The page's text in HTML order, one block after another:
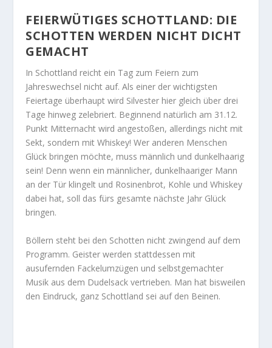
FEIERWÜTIGES SCHOTTLAND: DIE
SCHOTTEN WERDEN NICHT DICHT
GEMACHT
In Schottland reicht ein Tag zum Feiern zum
Jahreswechsel nicht auf. Als einer der wichtigsten
Feiertage überhaupt wird Silvester hier gleich über drei
Tage hinweg zelebriert. Beginnend natürlich am 31.12.
Punkt Mitternacht wird angestoßen, allerdings nicht mit
Sekt, sondern mit Whiskey! Wer anderen Menschen
Glück bringen möchte, muss männlich und dunkelhaarig
sein! Denn wenn ein männlicher, dunkelhaariger Mann
an der Tür klingelt und Rosinenbrot, Kohle und Whiskey
dabei hat, soll das fürs gesamte nächste Jahr Glück
bringen.
Böllern steht bei den Schotten nicht zwingend auf dem
Programm. Geister werden stattdessen mit
ausufernden Fackelumzügen und selbstgemachter
Musik aus dem Dudelsack vertrieben. Man hat bisweilen
den Eindruck, ganz Schottland sei auf den Beinen.